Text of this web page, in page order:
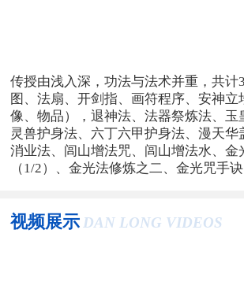
传授由浅入深，功法与法术并重，共计
图、法扇、开剑指、画符程序、安神立
像、物品），退神法、法器祭炼法、玉
灵兽护身法、六丁六甲护身法、漫天华
消业法、闾山增法咒、闾山增法水、金
（1/2）、金光法修炼之二、金光咒手诀
视频展示 DAN LONG VIDEOS